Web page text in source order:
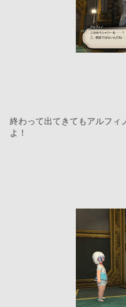
終わって出てきてもアルフィ
よ！